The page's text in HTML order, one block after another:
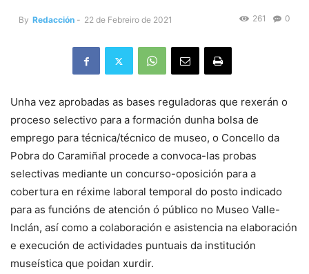
By Redacción - 22 de Febreiro de 2021 0
261
Unha vez aprobadas as bases reguladoras que rexerán o
proceso selectivo para a formación dunha bolsa de
emprego para técnica/técnico de museo, o Concello da
Pobra do Caramiñal procede a convoca-las probas
selectivas mediante un concurso-oposición para a
cobertura en réxime laboral temporal do posto indicado
para as funcións de atención ó público no Museo Valle-
Inclán, así como a colaboración e asistencia na elaboración
e execución de actividades puntuais da institución
museística que poidan xurdir.